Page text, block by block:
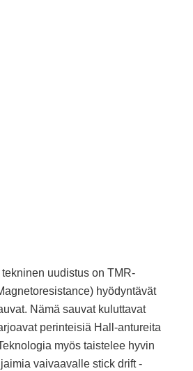
uudistus on TMR-
hyödyntävät
Nämä sauvat kuluttavat
perinteisiä Hall-antureita
myös taistelee hyvin
vaivaavalle stick drift -